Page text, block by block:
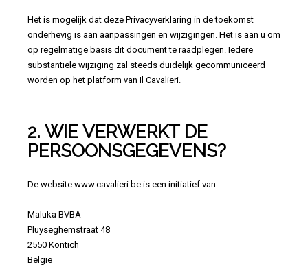
Het is mogelijk dat deze Privacyverklaring in de toekomst
onderhevig is aan aanpassingen en wijzigingen. Het is aan u om
op regelmatige basis dit document te raadplegen. Iedere
substantiële wijziging zal steeds duidelijk gecommuniceerd
worden op het platform van Il Cavalieri.
2. WIE VERWERKT DE
PERSOONSGEGEVENS?
De website www.cavalieri.be is een initiatief van:
Maluka BVBA
Pluyseghemstraat 48
2550 Kontich
België